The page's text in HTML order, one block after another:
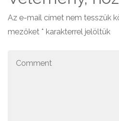
Az e-mail címet nem tesszük
mezőket* karakterrel jelöltük